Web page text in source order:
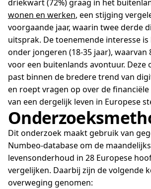
driekwart (72%) graag in het
wonen en werken, een stijging
voorgaande jaar, waarin twee derde
uitsprak. De toenemende interesse
onder jongeren (18-35 jaar), waarvan
voor een buitenlands avontuur. Deze
past binnen de bredere trend van
en roept vragen op over de
van een dergelijk leven in Europese
Dit onderzoek maakt gebruik van
Numbeo-database om de
levensonderhoud in 28 Europese
vergelijken. Daarbij zijn de volgende
overweging genomen: